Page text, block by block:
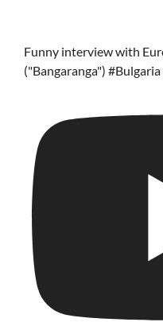
Funny interview with
("Bangaranga")